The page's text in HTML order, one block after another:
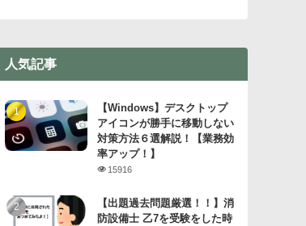
人気記事
【Windows】デスクトップ
アイコンが勝手に移動しない
対策方法６選解説！【業務効
率アップ！】
15916
【出題過去問題厳選！！】消
防設備士 乙7を受験をした時